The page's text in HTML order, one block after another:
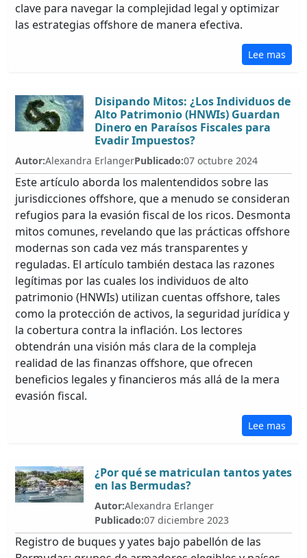
clave para navegar la complejidad legal y optimizar
las estrategias offshore de manera efectiva.
Lee mas
Disipando Mitos: ¿Los Individuos de
Alto Patrimonio (HNWIs) Guardan
Dinero en Paraísos Fiscales para
Evadir Impuestos?
Autor:Alexandra ErlangerPublicado:07 octubre 2024
Este artículo aborda los malentendidos sobre las
jurisdicciones offshore, que a menudo se consideran
refugios para la evasión fiscal de los ricos. Desmonta
mitos comunes, revelando que las prácticas offshore
modernas son cada vez más transparentes y
reguladas. El artículo también destaca las razones
legítimas por las cuales los individuos de alto
patrimonio (HNWIs) utilizan cuentas offshore, tales
como la protección de activos, la seguridad jurídica y
la cobertura contra la inflación. Los lectores
obtendrán una visión más clara de la compleja
realidad de las finanzas offshore, que ofrecen
beneficios legales y financieros más allá de la mera
evasión fiscal.
Lee mas
¿Por qué se matriculan tantos yates
en las Bermudas?
Autor:Alexandra Erlanger
Publicado:07 diciembre 2023
Registro de buques y yates bajo pabellón de las